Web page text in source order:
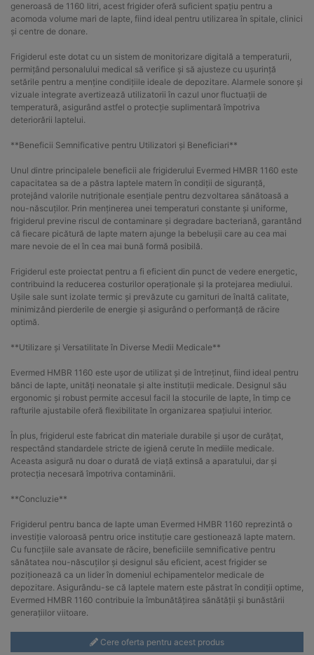
generoasă de 1160 litri, acest frigider oferă suficient spațiu pentru a
acomoda volume mari de lapte, fiind ideal pentru utilizarea în spitale, clinici
și centre de donare.
Frigiderul este dotat cu un sistem de monitorizare digitală a temperaturii,
permițând personalului medical să verifice și să ajusteze cu ușurință
setările pentru a menține condițiile ideale de depozitare. Alarmele sonore și
vizuale integrate avertizează utilizatorii în cazul unor fluctuații de
temperatură, asigurând astfel o protecție suplimentară împotriva
deteriorării laptelui.
**Beneficii Semnificative pentru Utilizatori și Beneficiari**
Unul dintre principalele beneficii ale frigiderului Evermed HMBR 1160 este
capacitatea sa de a păstra laptele matern în condiții de siguranță,
protejând valorile nutriționale esențiale pentru dezvoltarea sănătoasă a
nou-născuților. Prin menținerea unei temperaturi constante și uniforme,
frigiderul previne riscul de contaminare și degradare bacteriană, garantând
că fiecare picătură de lapte matern ajunge la bebelușii care au cea mai
mare nevoie de el în cea mai bună formă posibilă.
Frigiderul este proiectat pentru a fi eficient din punct de vedere energetic,
contribuind la reducerea costurilor operaționale și la protejarea mediului.
Ușile sale sunt izolate termic și prevăzute cu garnituri de înaltă calitate,
minimizând pierderile de energie și asigurând o performanță de răcire
optimă.
**Utilizare și Versatilitate în Diverse Medii Medicale**
Evermed HMBR 1160 este ușor de utilizat și de întreținut, fiind ideal pentru
bănci de lapte, unități neonatale și alte instituții medicale. Designul său
ergonomic și robust permite accesul facil la stocurile de lapte, în timp ce
rafturile ajustabile oferă flexibilitate în organizarea spațiului interior.
În plus, frigiderul este fabricat din materiale durabile și ușor de curățat,
respectând standardele stricte de igienă cerute în mediile medicale.
Aceasta asigură nu doar o durată de viață extinsă a aparatului, dar și
protecția necesară împotriva contaminării.
**Concluzie**
Frigiderul pentru banca de lapte uman Evermed HMBR 1160 reprezintă o
investiție valoroasă pentru orice instituție care gestionează lapte matern.
Cu funcțiile sale avansate de răcire, beneficiile semnificative pentru
sănătatea nou-născuților și designul său eficient, acest frigider se
poziționează ca un lider în domeniul echipamentelor medicale de
depozitare. Asigurându-se că laptele matern este păstrat în condiții optime,
Evermed HMBR 1160 contribuie la îmbunătățirea sănătății și bunăstării
generațiilor viitoare.
Cere oferta pentru acest produs